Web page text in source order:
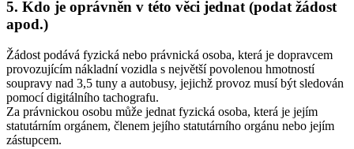
5. Kdo je oprávněn v této věci jednat (podat žádost
apod.)
Žádost podává fyzická nebo právnická osoba, která je dopravcem
provozujícím nákladní vozidla s největší povolenou hmotností
soupravy nad 3,5 tuny a autobusy, jejichž provoz musí být sledován
pomocí digitálního tachografu.
Za právnickou osobu může jednat fyzická osoba, která je jejím
statutárním orgánem, členem jejího statutárního orgánu nebo jejím
zástupcem.